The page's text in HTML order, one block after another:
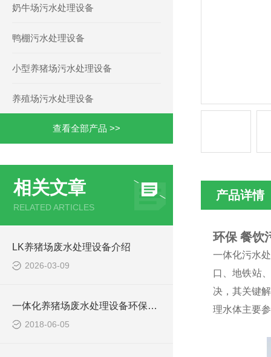
奶牛场污水处理设备
鸭棚污水处理设备
小型养猪场污水处理设备
养殖场污水处理设备
查看全部产品 >>
相关文章
RELATED ARTICLES
LK养猪场废水处理设备介绍
2026-03-09
一体化养猪场废水处理设备环保局新要求
2018-06-05
产品详情
环保 餐饮
一体化污水
口、地铁站
决，其关键
理水体主要